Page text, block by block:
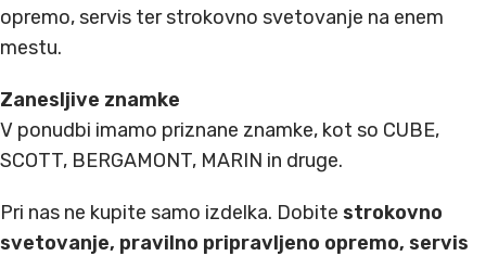
opremo, servis ter strokovno svetovanje na enem
mestu.
Zanesljive znamke
V ponudbi imamo priznane znamke, kot so CUBE,
SCOTT, BERGAMONT, MARIN in druge.
Pri nas ne kupite samo izdelka. Dobite strokovno
svetovanje, pravilno pripravljeno opremo, servis